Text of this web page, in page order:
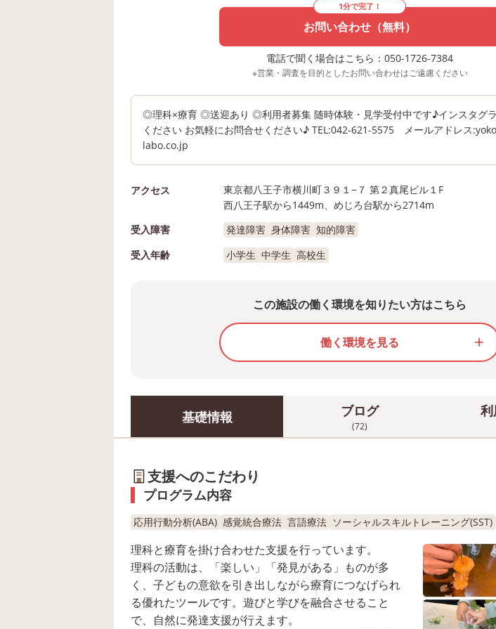
1分で完了！
お問い合わせ（無料）
電話で聞く場合はこちら：050-1726-7384
※営業・調査を目的としたお問い合わせはご遠慮ください
◎理科×療育 ◎送迎あり ◎利用者募集 随時体験・見学受付中です♪インスタグ
ください お気軽にお問合せください♪ TEL:042-621-5575 メールアドレス
labo.co.jp
アクセス
東京都八王子市横川町３９１−７ 第２真尾ビル１F
西八王子駅から1449m、めじろ台駅から2714m
受入障害
発達障害 身体障害 知的障害
受入年齢
小学生 中学生 高校生
この施設の働く環境を知りたい方はこちら
働く環境を見る add
基礎情報 ブログ
(72)
支援へのこだわり
プログラム内容
応用行動分析(ABA) 感覚統合療法 言語療法 ソーシャルスキルトレーニング(SST)
理科と療育を掛け合わせた支援を行っています。
理科の活動は、「楽しい」「発見がある」ものが多
く、子どもの意欲を引き出しながら療育につなげられ
る優れたツールです。遊びと学びを融合させること
で、自然に発達支援が行えます。